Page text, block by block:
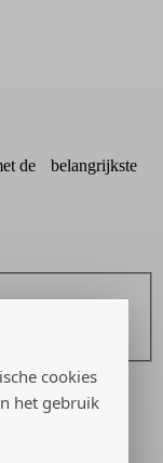
cookies
het gebruik
de belangrijkste
met de